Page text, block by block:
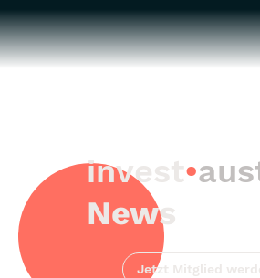
invest•
News
Jetzt Mitglied